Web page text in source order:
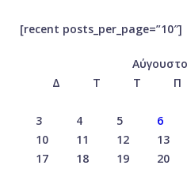
[recent posts_per_page=”10″]
Δ
Τ Τ Π
3
4 5 6
10
11 12 13
17
18 19 20